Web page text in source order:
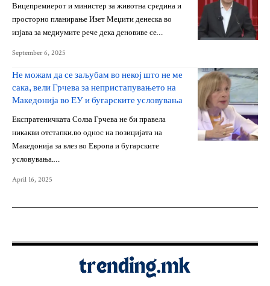
Вицепремиерот и министер за животна средина и
просторно планирање Изет Меџити денеска во
изјава за медиумите рече дека деновиве се…
September 6, 2025
Не можам да се заљубам во некој што не ме
сака, вели Грчева за непристапувањето на
Македонија во ЕУ и бугарските условувања
Експратеничката Солза Грчева не би правела
никакви отстапки.во однос на позицијата на
Македонија за влез во Европа и бугарските
условувања.…
April 16, 2025